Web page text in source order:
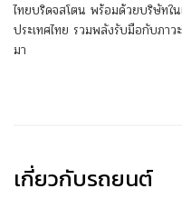
ไทยบริดจสโตน พร้อมด้วยบริษัทใ
ประเทศไทย รวมพลังรับมือกับภาว
มา
เกี่ยวกับรถยนต์